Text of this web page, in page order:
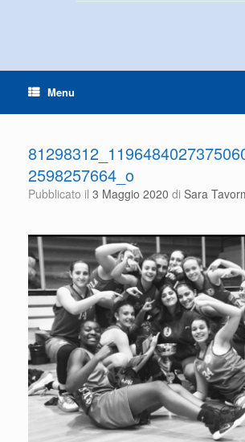
Menu
2598257664_o
Pubblicato il 3 Maggio 2020 di Sara